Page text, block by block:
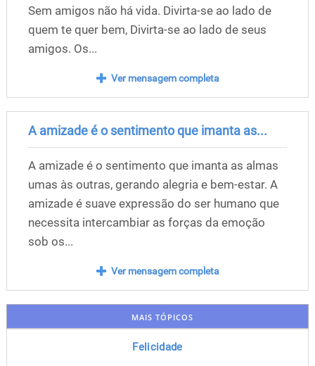
Sem amigos não há vida. Divirta-se ao lado de
quem te quer bem, Divirta-se ao lado de seus
amigos. Os...
Ver mensagem completa
A amizade é o sentimento que imanta as...
A amizade é o sentimento que imanta as almas
umas às outras, gerando alegria e bem-estar. A
amizade é suave expressão do ser humano que
necessita intercambiar as forças da emoção
sob os...
Ver mensagem completa
MAIS TÓPICOS
Felicidade